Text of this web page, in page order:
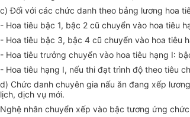
c) Đối với các chức danh theo bảng lương hoa
- Hoa tiêu bậc 1, bậc 2 cũ chuyển vào hoa tiêu
- Hoa tiêu bậc 3, bậc 4 cũ chuyển vào hoa tiêu
- Hoa tiêu trưởng chuyển vào hoa tiêu hạng I:
- Hoa tiêu hạng I, nếu thi đạt trình độ theo tiêu
d) Chức danh chuyên gia nấu ăn đang xếp
lịch, dịch vụ mới.
Nghệ nhân chuyển xếp vào bậc tương ứng